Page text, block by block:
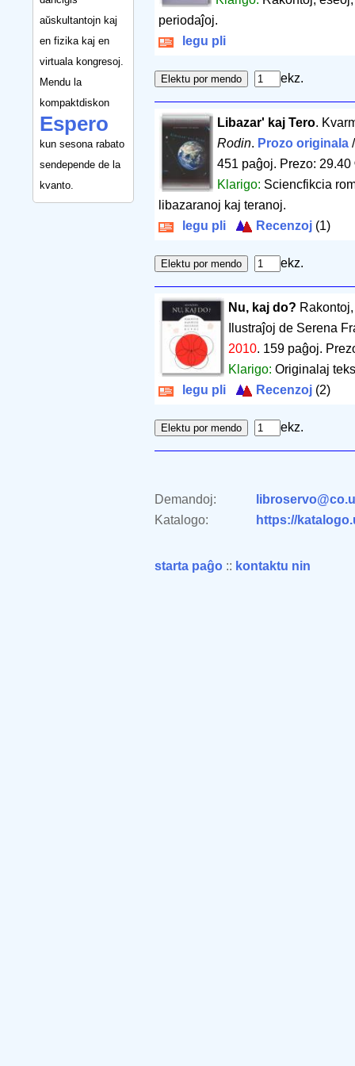
aŭskultantojn kaj
en fizika kaj en
virtuala kongresoj.
Mendu la
kompaktdiskon
Espero
kun sesona rabato
sendepende de la
kvanto.
periodaĵoj.
legu pli
ekz.
Libazar' kaj Tero.
Rodin. Prozo originala
451 paĝoj. Prezo: 29.40
Klarigo: Sciencfikcia
libazaranoj kaj teranoj.
legu pli
Recenzoj (1)
ekz.
Nu, kaj do?
Ilustraĵoj de Serena
2010. 159 paĝoj.
Klarigo: Originalaj
legu pli
Recenzoj (2)
ekz.
Demandoj:
Katalogo:
https://
starta paĝo :: kontaktu nin